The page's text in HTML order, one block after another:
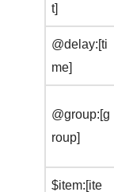
t]
@delay:[ti
me]
@group:[g
roup]
$item:[ite